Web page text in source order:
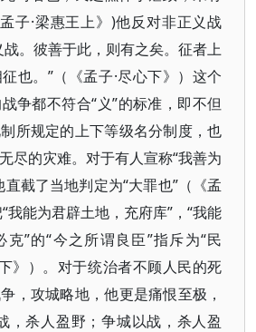
子·梁惠王上》)他反对非正义战
战。彼善于此，则有之矣。征者上
也。”（《孟子·尽心下》）这个
争都不符合“义”的标准，即不但
所规定的上下等级名分制度，也
尽的灾难。对于有人宣称“我善为
截了当地判定为“大罪也”（《孟
我能为君辟土地，充府库”，“我能
”的“今之所谓良臣”指斥为“民
》）。对于统治者不顾人民的死
，攻城略地，他更是痛恨至极，
，杀人盈野；争城以战，杀人盈